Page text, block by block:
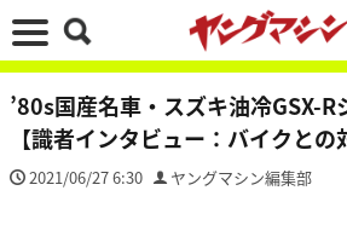
’80s国産名車・スズキ油冷GSX-
【識者インタビュー：バイクとの
2021/06/27 6:30 ヤングマシン編集部